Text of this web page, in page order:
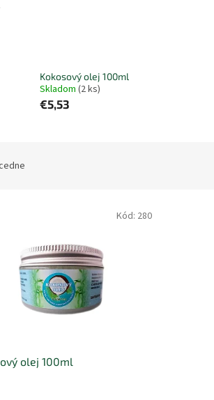
Kokosový olej 100ml
Skladom (2 ks)
€5,53
olej 100ml
Kód: 280